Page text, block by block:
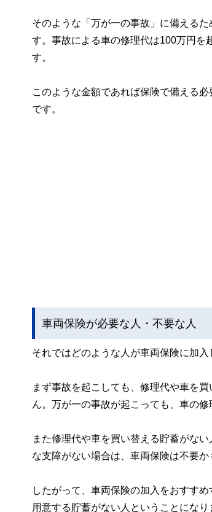
そのような「万が一の事故」に備える
す。事故による車の修理代は100万円を
す。
このような金額であれば保険で備える
です。
車両保険が必要な人・不要な人
それではどのような人が車両保険に加
まず事故を起こしても、修理代や車を
ん。万が一の事故が起こっても、車の
また修理代や車を買い替える貯蓄がな
な支障がない場合は、車両保険は不要か
したがって、車両保険の加入をおすす
用意する貯蓄がない人ということにな